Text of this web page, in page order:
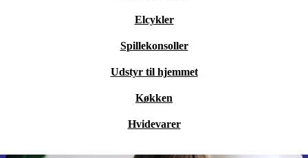
Elcykler
Spillekonsoller
Udstyr til hjemmet
Køkken
Hvidevarer